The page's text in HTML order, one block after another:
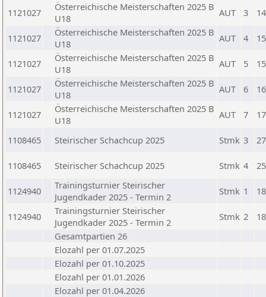
1121027
Österreichische Meisterschaften 2025 B
U18
AUT 3
1121027
Österreichische Meisterschaften 2025 B
U18
AUT 4
1121027
Österreichische Meisterschaften 2025 B
U18
AUT 5
1121027
Österreichische Meisterschaften 2025 B
U18
AUT 6
1121027
Österreichische Meisterschaften 2025 B
U18
AUT 7
1108465 Steirischer Schachcup 2025 Stmk 3
1108465 Steirischer Schachcup 2025 Stmk 4
1124940
Trainingsturnier Steirischer
Jugendkader 2025 - Termin 2
Stmk 1
1124940
Trainingsturnier Steirischer
Jugendkader 2025 - Termin 2
Stmk 2
Gesamtpartien 26
Elozahl per 01.07.2025
Elozahl per 01.10.2025
Elozahl per 01.01.2026
Elozahl per 01.04.2026